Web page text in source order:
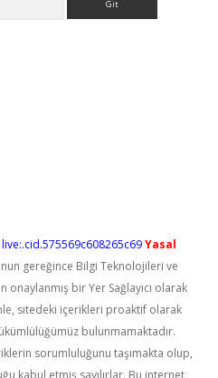
live:.cid.575569c608265c69Yasal
gereğince Bilgi Teknolojileri ve
onaylanmış bir Yer Sağlayıcı olarak
sitedeki içerikleri proaktif olarak
bulunmamaktadır.
sorumluluğunu taşımakta olup,
kabul etmiş sayılırlar. Bu internet